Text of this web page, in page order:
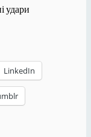
удари
LinkedIn